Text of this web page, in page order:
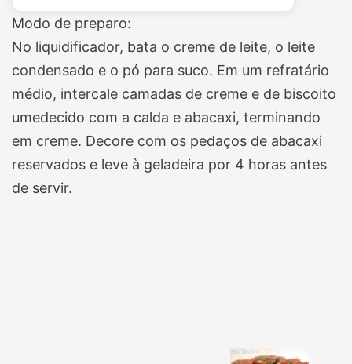
Modo de preparo:
No liquidificador, bata o creme de leite, o leite
condensado e o pó para suco. Em um refratário
médio, intercale camadas de creme e de biscoito
umedecido com a calda e abacaxi, terminando
em creme. Decore com os pedaços de abacaxi
reservados e leve à geladeira por 4 horas antes
de servir.